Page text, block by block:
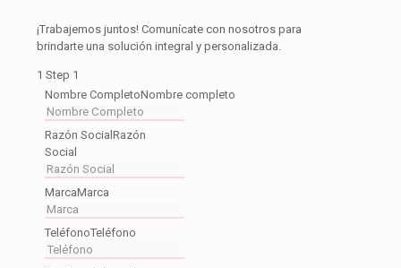
¡Trabajemos juntos! Comunícate con nosotros para
brindarte una solución integral y personalizada.
1 Step 1
Nombre CompletoNombre completo
Razón Social Razón
Social
MarcaMarca
TeléfonoTeléfono